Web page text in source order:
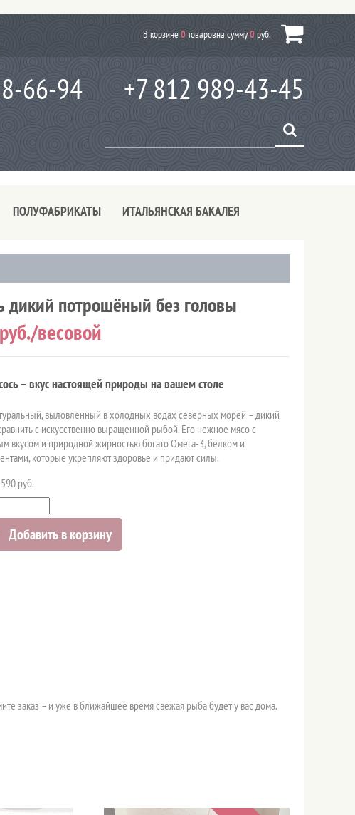
В корзине0товаровна сумму0руб.
66-94 +7 812 989-43-45
ПОЛУФАБРИКАТЫ ИТАЛЬЯНСКАЯ БАКАЛЕЯ
дикий потрошёный без головы
руб./весовой
– вкус настоящей природы на вашем столе
выловленный в холодных водах северных морей – дикий
с искусственно выращенной рыбой. Его нежное мясо с
вкусом и природной жирностью богато Омега-3, белком и
которые укрепляют здоровье и придают силы.
руб.
Добавить в корзину
заказ – и уже в ближайшее время свежая рыба будет у вас дома.